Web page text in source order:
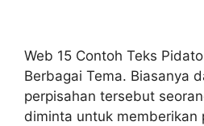
Web 15 Contoh Teks
Berbagai Tema. Biasanya
perpisahan tersebut
diminta untuk memberikan